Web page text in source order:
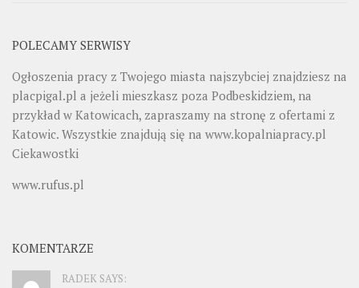
POLECAMY SERWISY
Ogłoszenia pracy z Twojego miasta najszybciej znajdziesz na
placpigal.pl a jeżeli mieszkasz poza Podbeskidziem, na
przykład w Katowicach, zapraszamy na stronę z ofertami z
Katowic. Wszystkie znajdują się na www.kopalniapracy.pl
Ciekawostki
www.rufus.pl
KOMENTARZE
RADEK SAYS: